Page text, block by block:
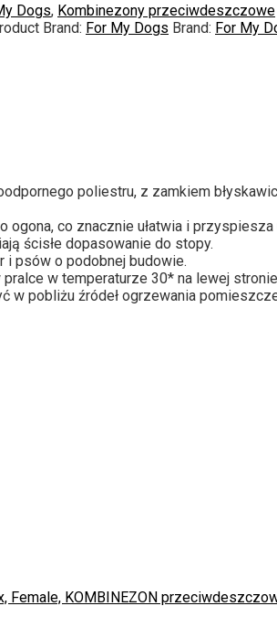
Dogs, Kombinezony przeciwdeszczowe
Brand: For My Dogs Brand: For My
poliestru, z zamkiem
ogona, co znacznie ułatwia i przyspiesza
ścisłe dopasowanie do stopy.
i psów o podobnej budowie.
w temperaturze 30* na lewej
w pobliżu źródeł ogrzewania